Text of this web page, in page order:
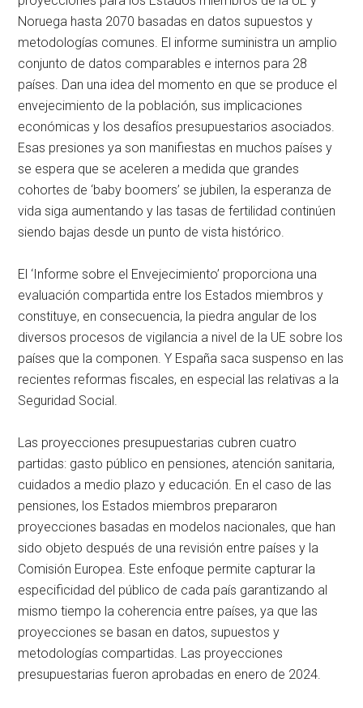
Noruega hasta 2070 basadas en datos supuestos y
metodologías comunes. El informe suministra un amplio
conjunto de datos comparables e internos para 28
países. Dan una idea del momento en que se produce el
envejecimiento de la población, sus implicaciones
económicas y los desafíos presupuestarios asociados.
Esas presiones ya son manifiestas en muchos países y
se espera que se aceleren a medida que grandes
cohortes de ‘baby boomers’ se jubilen, la esperanza de
vida siga aumentando y las tasas de fertilidad continúen
siendo bajas desde un punto de vista histórico.
El ‘Informe sobre el Envejecimiento’ proporciona una
evaluación compartida entre los Estados miembros y
constituye, en consecuencia, la piedra angular de los
diversos procesos de vigilancia a nivel de la UE sobre los
países que la componen. Y España saca suspenso en las
recientes reformas fiscales, en especial las relativas a la
Seguridad Social.
Las proyecciones presupuestarias cubren cuatro
partidas: gasto público en pensiones, atención sanitaria,
cuidados a medio plazo y educación. En el caso de las
pensiones, los Estados miembros prepararon
proyecciones basadas en modelos nacionales, que han
sido objeto después de una revisión entre países y la
Comisión Europea. Este enfoque permite capturar la
especificidad del público de cada país garantizando al
mismo tiempo la coherencia entre países, ya que las
proyecciones se basan en datos, supuestos y
metodologías compartidas. Las proyecciones
presupuestarias fueron aprobadas en enero de 2024.